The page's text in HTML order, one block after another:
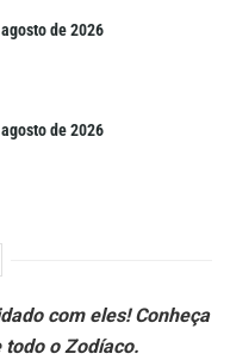
de 2026
de 2026
com eles! Conheça
o Zodíaco.